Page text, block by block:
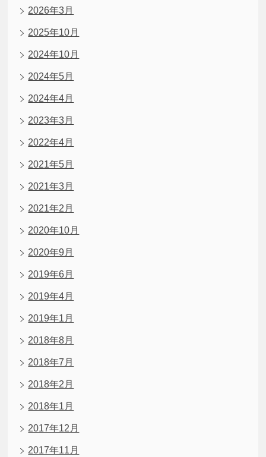
2026年3月
2025年10月
2024年10月
2024年5月
2024年4月
2023年3月
2022年4月
2021年5月
2021年3月
2021年2月
2020年10月
2020年9月
2019年6月
2019年4月
2019年1月
2018年8月
2018年7月
2018年2月
2018年1月
2017年12月
2017年11月